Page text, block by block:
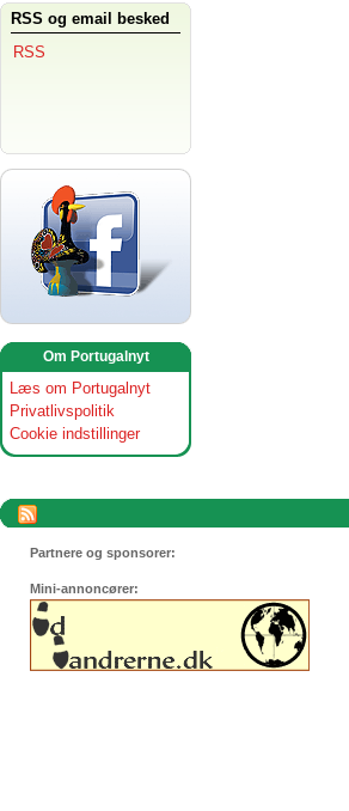
RSS og email besked
RSS
Om Portugalnyt
Læs om Portugalnyt
Privatlivspolitik
Cookie indstillinger
Partnere og sponsorer:
Mini-annoncører: